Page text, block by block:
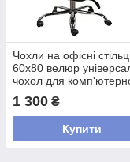
Чохли на офісні
60x80 велюр
чохол для
мікрофібра Коричневий
1 300 ₴
Купити